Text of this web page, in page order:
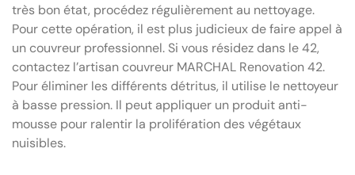
très bon état, procédez régulièrement au nettoyage.
Pour cette opération, il est plus judicieux de faire appel à
un couvreur professionnel. Si vous résidez dans le 42,
contactez l’artisan couvreur MARCHAL Renovation 42.
Pour éliminer les différents détritus, il utilise le nettoyeur
à basse pression. Il peut appliquer un produit anti-
mousse pour ralentir la prolifération des végétaux
nuisibles.